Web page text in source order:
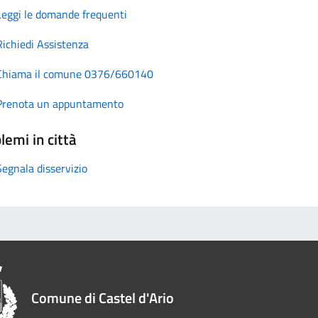
le domande frequenti
Assistenza
il comune 0376/660140
un appuntamento
in città
disservizio
Comune di Castel d'Ario